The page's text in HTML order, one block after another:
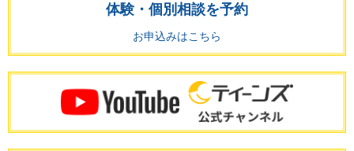
体験・個別相談を予約
お申込みはこちら